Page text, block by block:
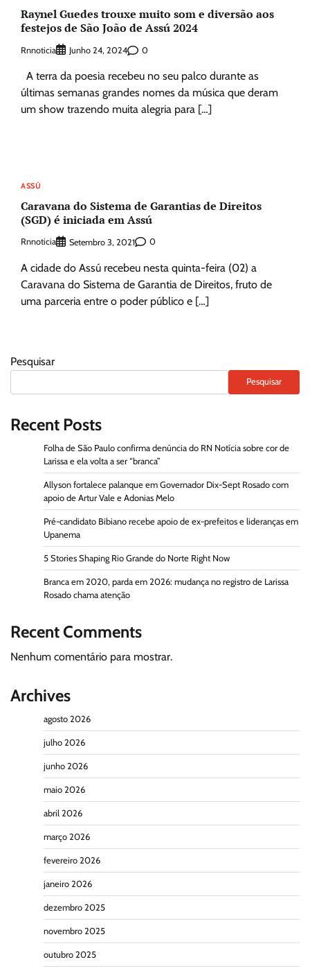
Raynel Guedes trouxe muito som e diversão aos
festejos de São João de Assú 2024
Rnnoticia Junho 24, 2024 0
A terra da poesia recebeu no seu palco durante as
últimas semanas grandes nomes da música que deram
um show trazendo muita alegria para […]
ASSÚ
Caravana do Sistema de Garantias de Direitos
(SGD) é iniciada em Assú
Rnnoticia Setembro 3, 2021 0
A cidade do Assú recebeu nesta quinta-feira (02) a
Caravana do Sistema de Garantia de Direitos, fruto de
uma parceria entre o poder público e […]
Pesquisar
Pesquisar
Recent Posts
Folha de São Paulo confirma denúncia do RN Notícia sobre cor de
Larissa e ela volta a ser “branca”
Allyson fortalece palanque em Governador Dix-Sept Rosado com
apoio de Artur Vale e Adonias Melo
Pré-candidato Bibiano recebe apoio de ex-prefeitos e lideranças em
Upanema
5 Stories Shaping Rio Grande do Norte Right Now
Branca em 2020, parda em 2026: mudança no registro de Larissa
Rosado chama atenção
Recent Comments
Nenhum comentário para mostrar.
Archives
agosto 2026
julho 2026
junho 2026
maio 2026
abril 2026
março 2026
fevereiro 2026
janeiro 2026
dezembro 2025
novembro 2025
outubro 2025